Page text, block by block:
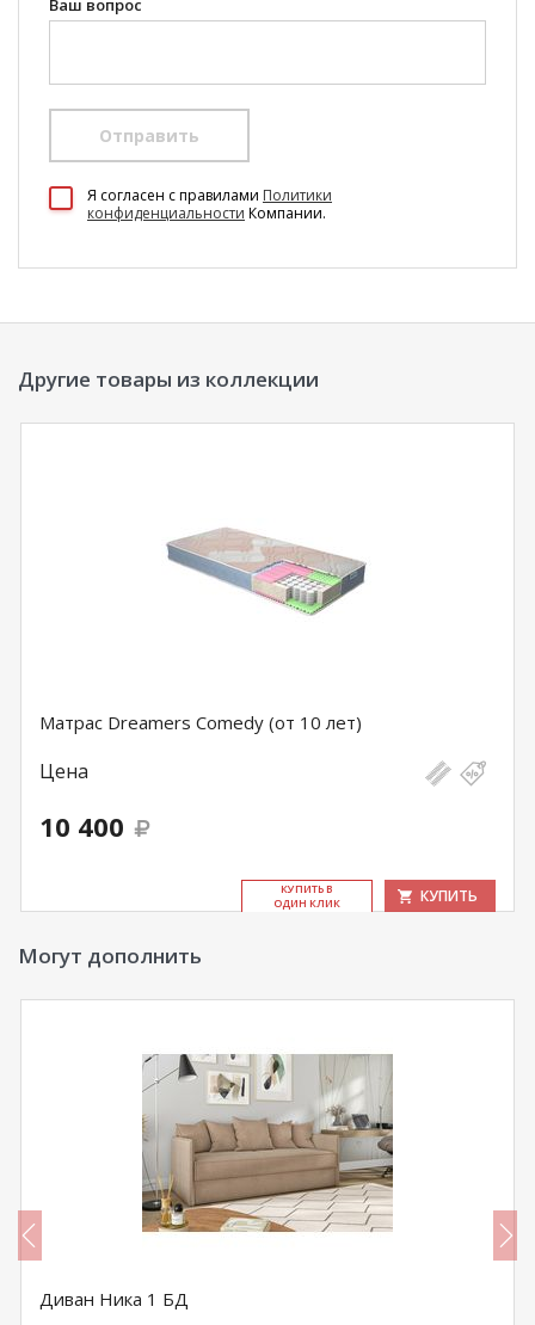
Ваш вопрос
Отправить
Я согласен c правилами Политики
конфиденциальности Компании.
Другие товары из коллекции
Матрас Dreamers Comedy (от 10 лет)
Цена
10 400
КУ­ПИТЬ В
ОДИН КЛИК
КУПИТЬ
Могут дополнить
Диван Ника 1 БД